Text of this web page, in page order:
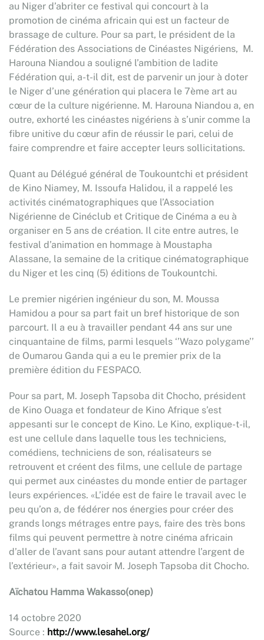
au Niger d’abriter ce festival qui concourt à la
promotion de cinéma africain qui est un facteur de
brassage de culture. Pour sa part, le président de la
Fédération des Associations de Cinéastes Nigériens, M.
Harouna Niandou a souligné l’ambition de ladite
Fédération qui, a-t-il dit, est de parvenir un jour à doter
le Niger d’une génération qui placera le 7ème art au
cœur de la culture nigérienne. M. Harouna Niandou a, en
outre, exhorté les cinéastes nigériens à s’unir comme la
fibre unitive du cœur afin de réussir le pari, celui de
faire comprendre et faire accepter leurs sollicitations.
Quant au Délégué général de Toukountchi et président
de Kino Niamey, M. Issoufa Halidou, il a rappelé les
activités cinématographiques que l’Association
Nigérienne de Cinéclub et Critique de Cinéma a eu à
organiser en 5 ans de création. Il cite entre autres, le
festival d’animation en hommage à Moustapha
Alassane, la semaine de la critique cinématographique
du Niger et les cinq (5) éditions de Toukountchi.
Le premier nigérien ingénieur du son, M. Moussa
Hamidou a pour sa part fait un bref historique de son
parcourt. Il a eu à travailler pendant 44 ans sur une
cinquantaine de films, parmi lesquels ‘’Wazo polygame’’
de Oumarou Ganda qui a eu le premier prix de la
première édition du FESPACO.
Pour sa part, M. Joseph Tapsoba dit Chocho, président
de Kino Ouaga et fondateur de Kino Afrique s’est
appesanti sur le concept de Kino. Le Kino, explique-t-il,
est une cellule dans laquelle tous les techniciens,
comédiens, techniciens de son, réalisateurs se
retrouvent et créent des films, une cellule de partage
qui permet aux cinéastes du monde entier de partager
leurs expériences. «L’idée est de faire le travail avec le
peu qu’on a, de fédérer nos énergies pour créer des
grands longs métrages entre pays, faire des très bons
films qui peuvent permettre à notre cinéma africain
d’aller de l’avant sans pour autant attendre l’argent de
l’extérieur», a fait savoir M. Joseph Tapsoba dit Chocho.
Aïchatou Hamma Wakasso(onep)
14 octobre 2020
Source : http://www.lesahel.org/